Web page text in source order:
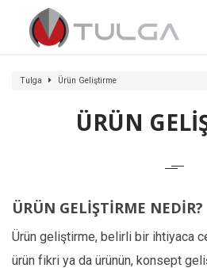
Tulga Ürün Geliştirme
ÜRÜN
ÜRÜN GELİŞTİRME NEDİR?
Ürün geliştirme, belirli bir ihtiyaca
ürün fikri ya da ürünün, konsept